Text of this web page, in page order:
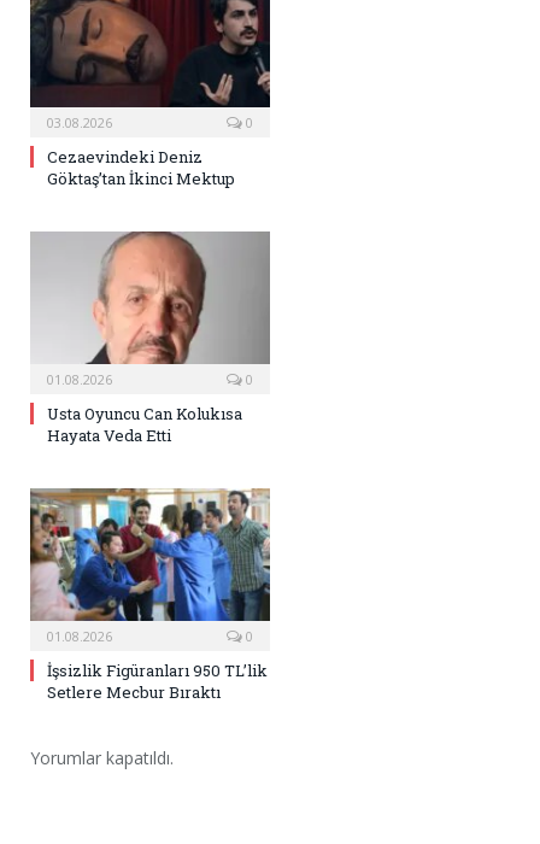
03.08.2026 0
Cezaevindeki Deniz
Göktaş’tan İkinci Mektup
01.08.2026 0
Usta Oyuncu Can Kolukısa
Hayata Veda Etti
01.08.2026 0
İşsizlik Figüranları 950 TL’lik
Setlere Mecbur Bıraktı
Yorumlar kapatıldı.